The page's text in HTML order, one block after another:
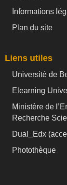
Informations
Plan du site
Liens utiles
Université de
Elearning
Ministère de
Recherche
Dual_Edx (
Photothèque